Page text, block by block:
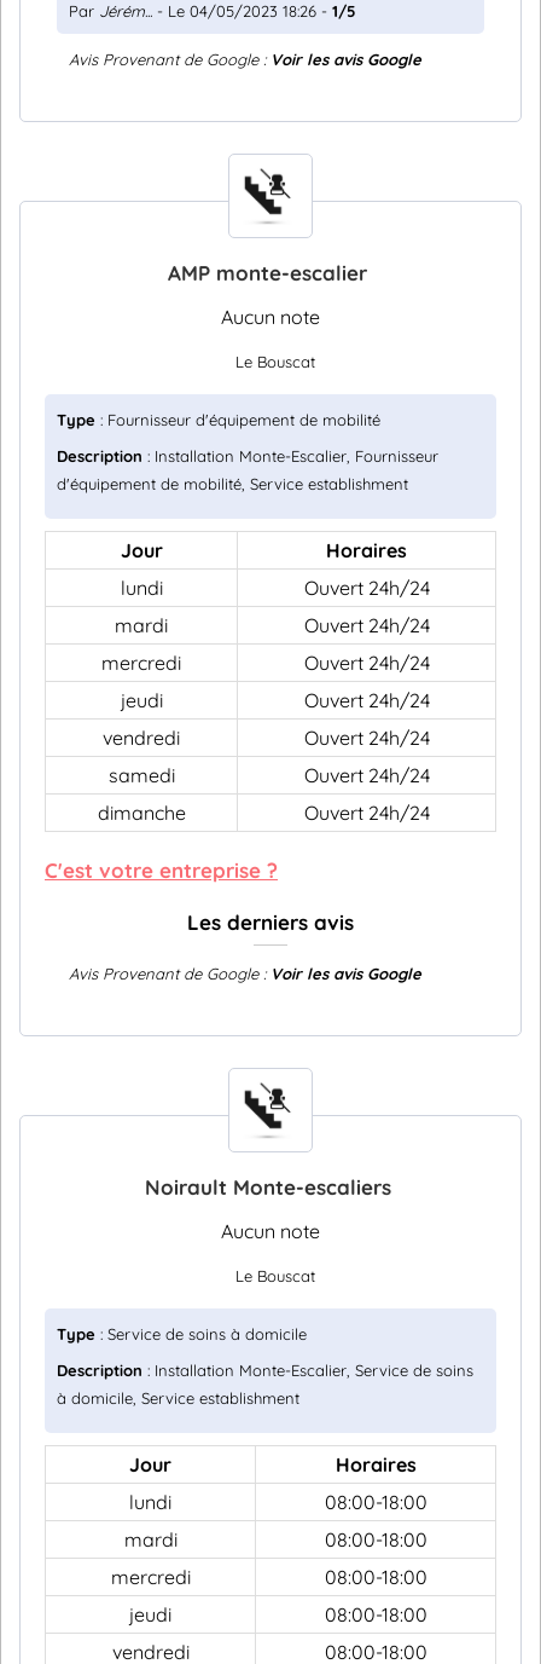
Par Jérém... - Le 04/05/2023 18:26 - 1/5
Avis Provenant de Google : Voir les avis Google
AMP monte-escalier
Aucun note
Le Bouscat
Type : Fournisseur d'équipement de mobilité
Description : Installation Monte-Escalier, Fournisseur
d'équipement de mobilité, Service establishment
Jour
Horaires
lundi
Ouvert 24h/24
mardi
Ouvert 24h/24
mercredi
Ouvert 24h/24
jeudi
Ouvert 24h/24
vendredi
Ouvert 24h/24
samedi
Ouvert 24h/24
dimanche
Ouvert 24h/24
C'est votre entreprise ?
Les derniers avis
Avis Provenant de Google : Voir les avis Google
Noirault Monte-escaliers
Aucun note
Le Bouscat
Type : Service de soins à domicile
Description : Installation Monte-Escalier, Service de soins
à domicile, Service establishment
Jour
Horaires
lundi
08:00-18:00
mardi
08:00-18:00
mercredi
08:00-18:00
jeudi
08:00-18:00
vendredi
08:00-18:00